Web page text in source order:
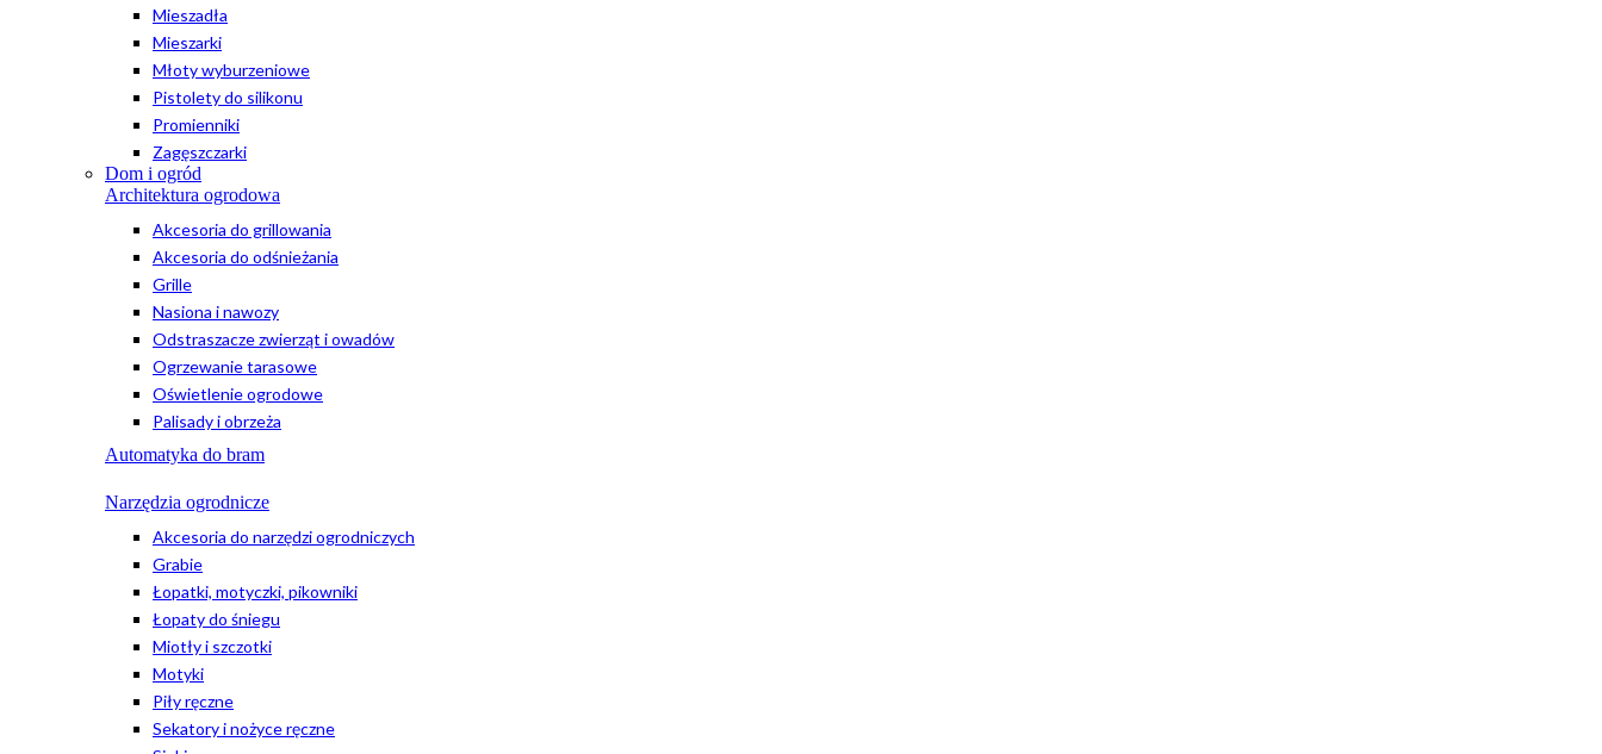
Mieszadła
Mieszarki
Młoty wyburzeniowe
Pistolety do silikonu
Promienniki
Zagęszczarki
Dom i ogród
Architektura ogrodowa
Akcesoria do grillowania
Akcesoria do odśnieżania
Grille
Nasiona i nawozy
Odstraszacze zwierząt i owadów
Ogrzewanie tarasowe
Oświetlenie ogrodowe
Palisady i obrzeża
Automatyka do bram
Narzędzia ogrodnicze
Akcesoria do narzędzi ogrodniczych
Grabie
Łopatki, motyczki, pikowniki
Łopaty do śniegu
Miotły i szczotki
Motyki
Piły ręczne
Sekatory i nożyce ręczne